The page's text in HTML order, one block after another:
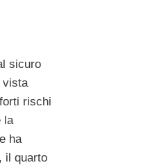
sicuro
vista
rischi
la
ha
il quarto